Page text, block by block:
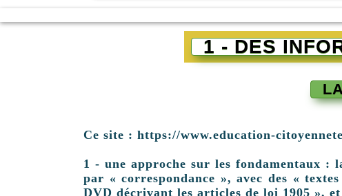
1 - DES
Ce site : https://www.education-
1 - une approche sur les fondamentaux :
par « correspondance », avec des «
DVD décrivant les articles de loi 1905 »,